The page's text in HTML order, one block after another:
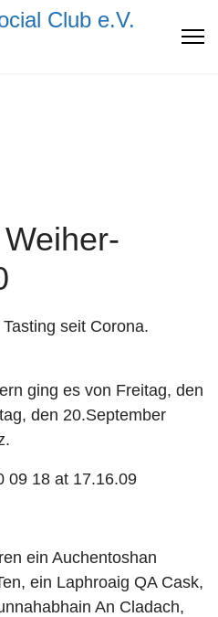
seit Corona.
ging es von Freitag, den
den 20.September
ein Auchentoshan
ein Laphroaig QA Cask,
An Cladach,